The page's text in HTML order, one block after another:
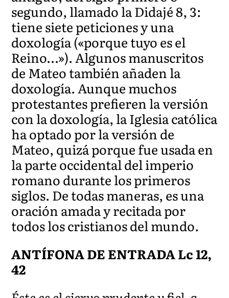
segundo, llamado la Didajé 8, 3:
tiene siete peticiones y una
doxología («porque tuyo es el
Reino…»). Algunos manuscritos
de Mateo también añaden la
doxología. Aunque muchos
protestantes prefieren la versión
con la doxología, la Iglesia católica
ha optado por la versión de
Mateo, quizá porque fue usada en
la parte occidental del imperio
romano durante los primeros
siglos. De todas maneras, es una
oración amada y recitada por
todos los cristianos del mundo.
ANTÍFONA DE ENTRADA Lc 12,
42